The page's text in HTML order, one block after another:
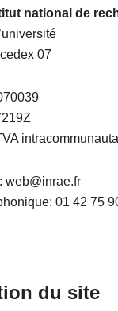
national de
07
web@inrae.fr
01 42 75
du site